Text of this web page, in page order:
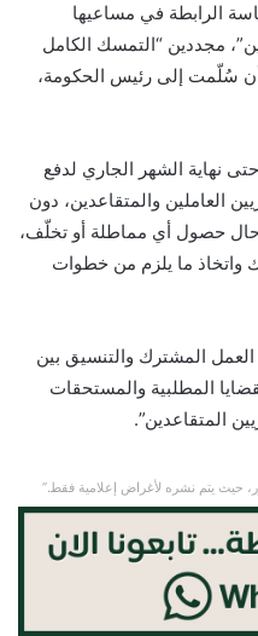
الرابطة في مساعيها
مجددين “التمسك الكامل
سُلّمت إلى رئيس الحكومة،
نهاية الشهر الجاري لدفع
العاملين والمتقاعدين، دون
حصول أي مماطلة أو تخلّف،
واتخاذ ما يلزم من خطوات
العمل المشترك والتنسيق بين
المطلبية والمستحقات
المتقاعدين”.
حيث يتم نشره لأغراض إعلامية فقط.”